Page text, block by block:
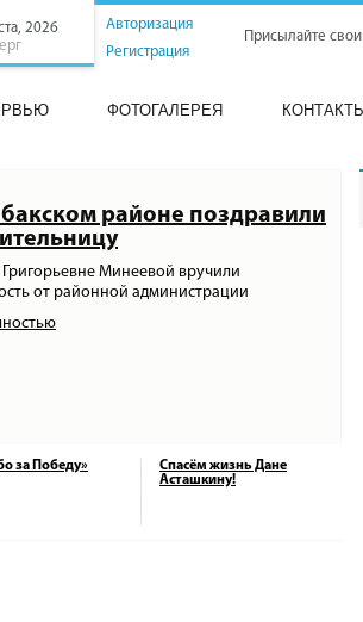
2026
Авторизация
Регистрация
Присылайте
ФОТОГАЛЕРЕЯ КОНТАКТЫ
районе поздравили
Минеевой вручили
от районной администрации
за Победу»
Спасём жизнь Дане
Асташкину!